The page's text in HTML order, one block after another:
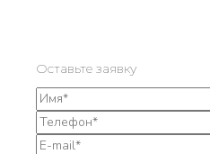
Оставьте заявку